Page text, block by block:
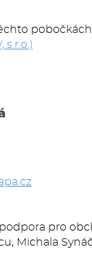
s.r.o.)
pro
Michala